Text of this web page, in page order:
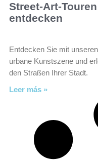
Street-Art-
entdecken
Entdecken Sie mit
urbane Kunstszene und
den Straßen Ihrer Stadt.
Leer más »